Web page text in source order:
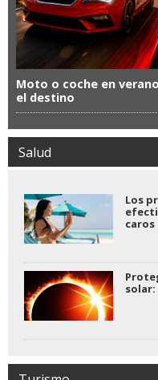
Moto o coche en
el destino
Salud
Los
caros
solar: